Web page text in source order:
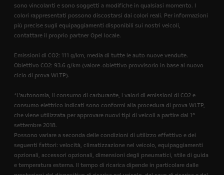
sono vincolanti e sono soggetti a modifiche in qualsiasi momento. I
colori rappresentati possono discostarsi dai colori reali. Per informazioni
più precise sugli equipaggiamenti disponibili sui nostri veicoli,
contattare il proprio partner Opel locale.
Emissioni di CO2: 111 g/km, media di tutte le auto nuove vendute.
Obiettivo CO2: 93.6 g/km (valore-obiettivo provvisorio in base al nuovo
ciclo di prova WLTP).
*L'autonomia, il consumo di carburante, i valori di emissioni di CO2 e
consumo elettrico indicati sono conformi alla procedura di prova WLTP,
che viene utilizzata per approvare nuovi tipi di veicoli a partire dal 1°
settembre 2018.
Possono variare a seconda delle condizioni di utilizzo effettivo e dei
seguenti fattori: velocità, climatizzazione nel veicolo, equipaggiamenti
opzionali, accessori opzionali, dimensioni degli pneumatici, stile di guida
e temperatura esterna. Il tempo di ricarica dipende in particolare dalle